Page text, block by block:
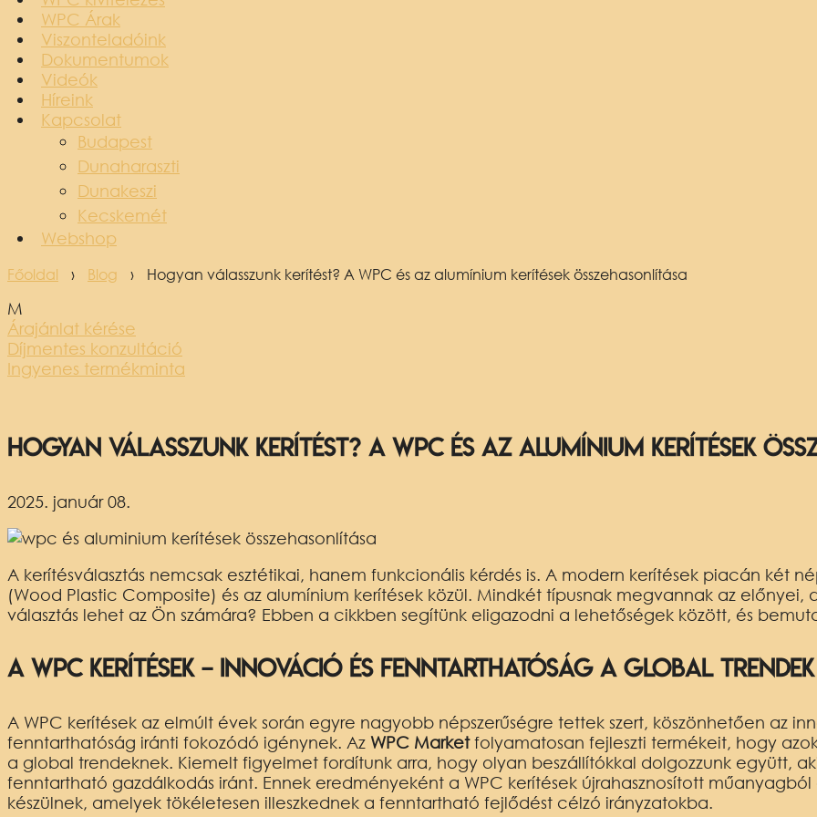
WPC Árak
Viszonteladóink
Dokumentumok
Videók
Híreink
Kapcsolat
Budapest
Dunaharaszti
Dunakeszi
Kecskemét
Webshop
Főoldal › Blog › Hogyan válasszunk kerítést? A WPC és az alumínium kerítések összehasonlítása
M
Árajánlat kérése
Díjmentes konzultáció
Ingyenes termékminta
Hogyan válasszunk kerítést? A WPC és az alumínium kerítések
2025. január 08.
A kerítésválasztás nemcsak esztétikai, hanem funkcionális kérdés is. A modern kerítések piacán két
(Wood Plastic Composite) és az alumínium kerítések közül. Mindkét típusnak megvannak az
választás lehet az Ön számára? Ebben a cikkben segítünk eligazodni a lehetőségek között, és
A WPC kerítések – Innováció és fenntarthatóság a global
A WPC kerítések az elmúlt évek során egyre nagyobb népszerűségre tettek szert, köszönhetően az
fenntarthatóság iránti fokozódó igénynek. Az WPC Marketfolyamatosan fejleszti termékeit, hogy
a global trendeknek. Kiemelt figyelmet fordítunk arra, hogy olyan beszállítókkal dolgozzunk együtt,
fenntartható gazdálkodás iránt. Ennek eredményeként a WPC kerítések újrahasznosított
készülnek, amelyek tökéletesen illeszkednek a fenntartható fejlődést célzó irányzatokba.